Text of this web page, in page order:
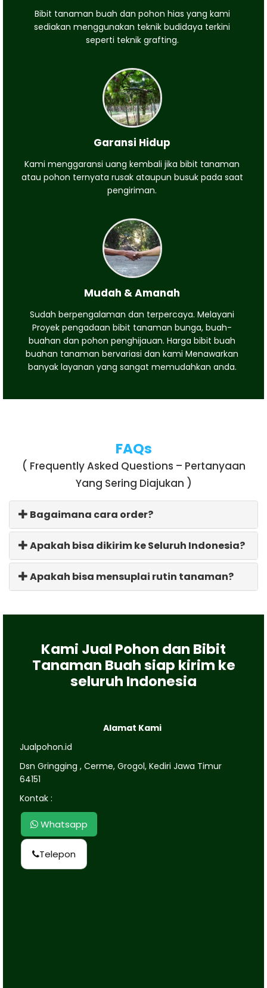
Bibit tanaman buah dan pohon hias yang kami
sediakan menggunakan teknik budidaya terkini
seperti teknik grafting.
Garansi Hidup
Kami menggaransi uang kembali jika bibit tanaman
atau pohon ternyata rusak ataupun busuk pada saat
pengiriman.
Mudah & Amanah
Sudah berpengalaman dan terpercaya. Melayani
Proyek pengadaan bibit tanaman bunga, buah-
buahan dan pohon penghijauan. Harga bibit buah
buahan tanaman bervariasi dan kami Menawarkan
banyak layanan yang sangat memudahkan anda.
FAQs
( Frequently Asked Questions – Pertanyaan
Yang Sering Diajukan )
Bagaimana cara order?
Apakah bisa dikirim ke Seluruh Indonesia?
Apakah bisa mensuplai rutin tanaman?
Kami Jual Pohon dan Bibit
Tanaman Buah siap kirim ke
seluruh Indonesia
Alamat Kami
Jualpohon.id
Dsn Gringging , Cerme, Grogol, Kediri Jawa Timur
64151
Kontak :
Whatsapp
Telepon